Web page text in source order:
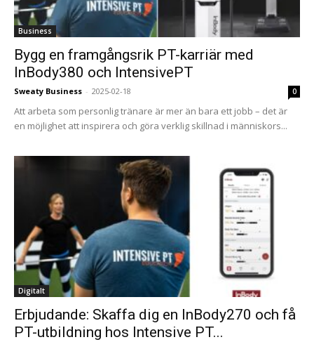
Business
Bygg en framgångsrik PT-karriär med
InBody380 och IntensivePT
Sweaty Business - 2025-02-18 0
Att arbeta som personlig tränare är mer än bara ett jobb – det är
en möjlighet att inspirera och göra verklig skillnad i människors...
Digitalt
Erbjudande: Skaffa dig en InBody270 och få
PT-utbildning hos Intensive PT...